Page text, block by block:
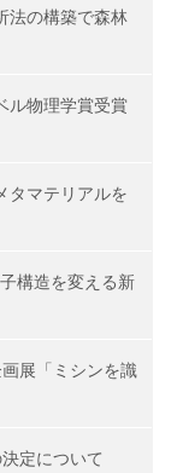
法の構築で森林
ル物理学賞受賞
タマテリアルを
構造を変える新
展「ミシンを識
定について